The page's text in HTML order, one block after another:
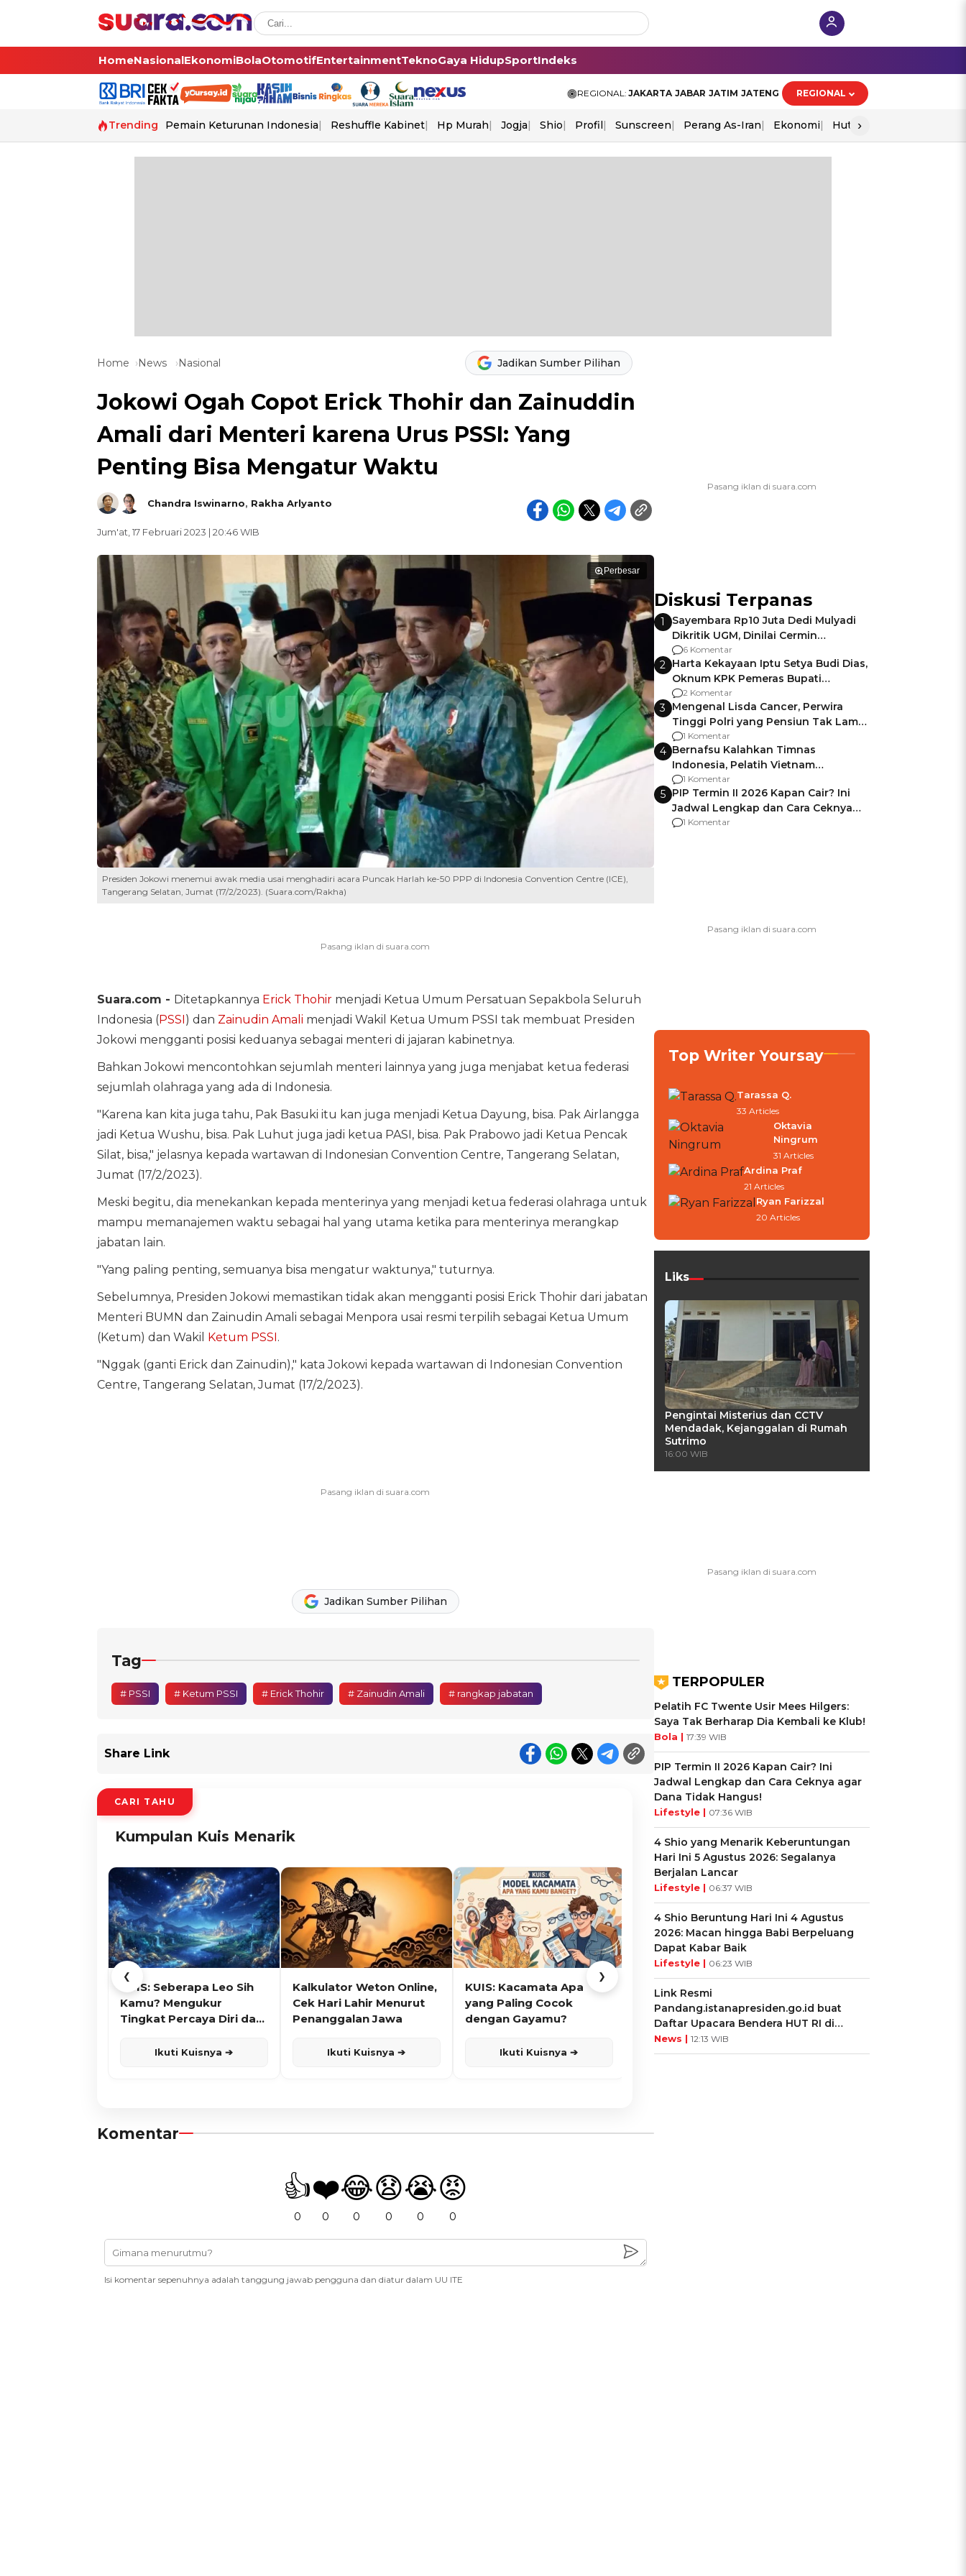
HomeNasionalEkonomiBolaOtomotifEntertainmentTeknoGaya HidupSportIndeks
REGIONAL: JAKARTA JABAR JATIM JATENG REGIONAL
Trending Pemain Keturunan Indonesia Reshuffle Kabinet Hp Murah Jogja Shio Profil Sunscreen Perang As-Iran Ekonomi Hut Ri
›
Home News Nasional Jadikan Sumber Pilihan
Jokowi Ogah Copot Erick Thohir dan Zainuddin
Amali dari Menteri karena Urus PSSI: Yang
Penting Bisa Mengatur Waktu
Chandra Iswinarno, Rakha Arlyanto
Jum'at, 17 Februari 2023 | 20:46 WIB
Perbesar
Presiden Jokowi menemui awak media usai menghadiri acara Puncak Harlah ke-50 PPP di Indonesia Convention Centre (ICE),
Tangerang Selatan, Jumat (17/2/2023). (Suara.com/Rakha)
Suara.com - Ditetapkannya Erick Thohirmenjadi Ketua Umum Persatuan Sepakbola Seluruh
Indonesia (PSSI) dan Zainudin Amali menjadi Wakil Ketua Umum PSSI tak membuat Presiden
Jokowi mengganti posisi keduanya sebagai menteri di jajaran kabinetnya.
Bahkan Jokowi mencontohkan sejumlah menteri lainnya yang juga menjabat ketua federasi
sejumlah olahraga yang ada di Indonesia.
"Karena kan kita juga tahu, Pak Basuki itu kan juga menjadi Ketua Dayung, bisa. Pak Airlangga
jadi Ketua Wushu, bisa. Pak Luhut juga jadi ketua PASI, bisa. Pak Prabowo jadi Ketua Pencak
Silat, bisa," jelasnya kepada wartawan di Indonesian Convention Centre, Tangerang Selatan,
Jumat (17/2/2023).
Meski begitu, dia menekankan kepada menterinya yang menjadi ketua federasi olahraga untuk
mampu memanajemen waktu sebagai hal yang utama ketika para menterinya merangkap
jabatan lain.
"Yang paling penting, semuanya bisa mengatur waktunya," tuturnya.
Sebelumnya, Presiden Jokowi memastikan tidak akan mengganti posisi Erick Thohir dari jabatan
Menteri BUMN dan Zainudin Amali sebagai Menpora usai resmi terpilih sebagai Ketua Umum
(Ketum) dan Wakil Ketum PSSI.
"Nggak (ganti Erick dan Zainudin)," kata Jokowi kepada wartawan di Indonesian Convention
Centre, Tangerang Selatan, Jumat (17/2/2023).
Jadikan Sumber Pilihan
Tag
# PSSI # Ketum PSSI # Erick Thohir # Zainudin Amali # rangkap jabatan
Share Link
CARI TAHU
Kumpulan Kuis Menarik
❮
KUIS: Seberapa Leo Sih
Kamu? Mengukur
Tingkat Percaya Diri dan
Ikuti Kuisnya ➔
Kalkulator Weton Online,
Cek Hari Lahir Menurut
Penanggalan Jawa
Ikuti Kuisnya ➔
KUIS: Kacamata Apa
yang Paling Cocok
dengan Gayamu?
Ikuti Kuisnya ➔
KUIS: Sepatu Mana yang
Cocok dengan
Kepribadianmu?
Ikuti Kuisnya ➔
Kamu dengan Si Zodiak
Cancer?
Ikuti Kuisnya ➔
❯
Komentar
👍
0
❤️
0
😂
0
😧
0
😭
0
😡
0
Isi komentar sepenuhnya adalah tanggung jawab pengguna dan diatur dalam UU ITE
Diskusi Terpanas
1
Sayembara Rp10 Juta Dedi Mulyadi
Dikritik UGM, Dinilai Cermin
Gagalnya Negara Jamin Keamanan
6 Komentar
2 Harta Kekayaan Iptu Setya Budi Dias,
Oknum KPK Pemeras Bupati
Pemalang
2 Komentar
3 Mengenal Lisda Cancer, Perwira
Tinggi Polri yang Pensiun Tak Lama
Usai Jadi Brigjen
1 Komentar
4 Bernafsu Kalahkan Timnas
Indonesia, Pelatih Vietnam
Berencana Pakai Jimat di Pakansari
1 Komentar
5 PIP Termin II 2026 Kapan Cair? Ini
Jadwal Lengkap dan Cara Ceknya
agar Dana Tidak Hangus!
1 Komentar
Top Writer Yoursay
Tarassa Q.
33 Articles
Oktavia
Ningrum
31 Articles
Ardina Praf
21 Articles
Ryan Farizzal
20 Articles
Liks
Pengintai Misterius dan CCTV
Mendadak, Kejanggalan di Rumah
Sutrimo
16:00 WIB
TERPOPULER
Pelatih FC Twente Usir Mees Hilgers:
Saya Tak Berharap Dia Kembali ke Klub!
Bola | 17:39 WIB
PIP Termin II 2026 Kapan Cair? Ini
Jadwal Lengkap dan Cara Ceknya agar
Dana Tidak Hangus!
Lifestyle | 07:36 WIB
4 Shio yang Menarik Keberuntungan
Hari Ini 5 Agustus 2026: Segalanya
Berjalan Lancar
Lifestyle | 06:37 WIB
4 Shio Beruntung Hari Ini 4 Agustus
2026: Macan hingga Babi Berpeluang
Dapat Kabar Baik
Lifestyle | 06:23 WIB
Link Resmi
Pandang.istanapresiden.go.id buat
Daftar Upacara Bendera HUT RI di
Istana Negara
News | 12:13 WIB